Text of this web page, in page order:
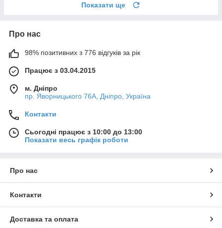
Показати ще
Про нас
98% позитивних з 776 відгуків за рік
Працює з 03.04.2015
м. Дніпро
пр. Яворницького 76А, Дніпро, Україна
Контакти
Сьогодні працює з 10:00 до 13:00
Показати весь графік роботи
Про нас
Контакти
Доставка та оплата